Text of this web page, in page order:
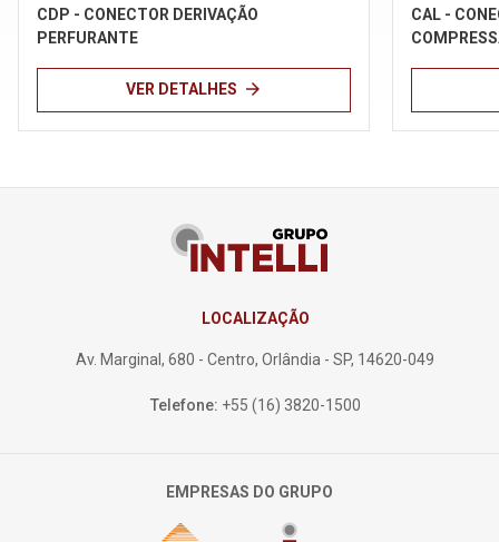
CDP - CONECTOR DERIVAÇÃO
PERFURANTE
VER DETALHES arrow_forward
CAL -
LOCALIZAÇÃO
Av. Marginal, 680 - Centro, Orlândia - SP, 14620-049
Telefone: +55 (16) 3820-1500
EMPRESAS DO GRUPO